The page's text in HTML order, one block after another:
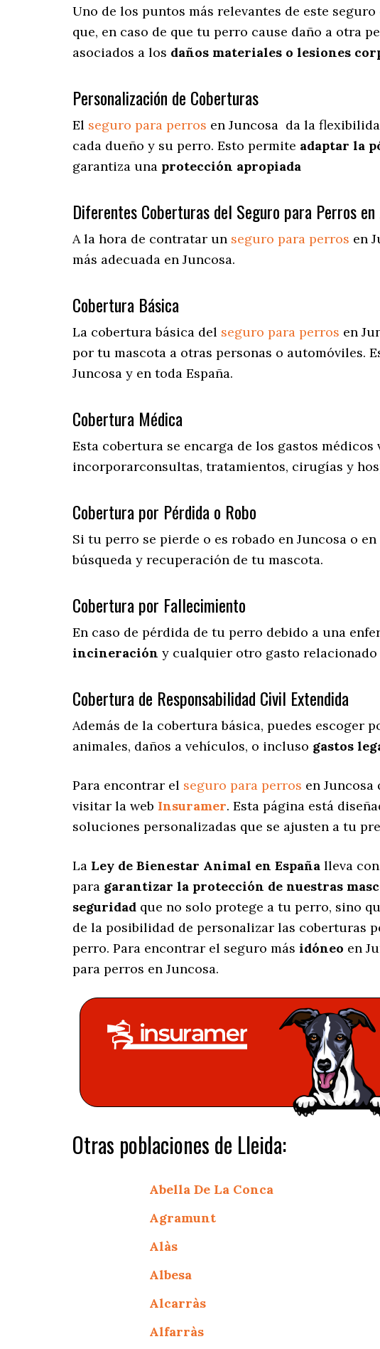
Uno de los puntos más relevantes de este seguro
que, en caso de que tu perro cause daño a otra
asociados a los daños materiales o lesiones
Personalización de Coberturas
El seguro para perros en Juncosa da la
cada dueño y su perro. Esto permite adaptar la
garantiza una protección apropiada
Diferentes Coberturas del Seguro para Perros en
A la hora de contratar un seguro para perros en
más adecuada en Juncosa.
Cobertura Básica
La cobertura básica del seguro para perros en
por tu mascota a otras personas o automóviles.
Juncosa y en toda España.
Cobertura Médica
Esta cobertura se encarga de los gastos
incorporarconsultas, tratamientos, cirugías y
Cobertura por Pérdida o Robo
Si tu perro se pierde o es robado en Juncosa o
búsqueda y recuperación de tu mascota.
Cobertura por Fallecimiento
En caso de pérdida de tu perro debido a una
incineración y cualquier otro gasto
Cobertura de Responsabilidad Civil Extendida
Además de la cobertura básica, puedes escoger
animales, daños a vehículos, o incluso gastos
Para encontrar el seguro para perros en Juncosa
visitar la web Insuramer. Esta página está
soluciones personalizadas que se ajusten a tu
La Ley de Bienestar Animal en España lleva
para garantizar la protección de nuestras
seguridad que no solo protege a tu perro, sino
de la posibilidad de personalizar las coberturas
perro. Para encontrar el seguro más idóneo en
para perros en Juncosa.
Otras poblaciones de Lleida:
Abella De La Conca
Agramunt
Alàs
Albesa
Alcarràs
Alfarràs